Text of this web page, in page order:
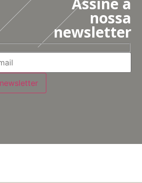
nossa
newsletter